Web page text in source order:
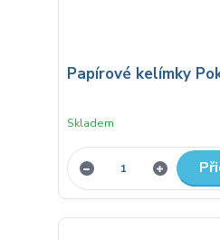
Papírové kelímky
Skladem